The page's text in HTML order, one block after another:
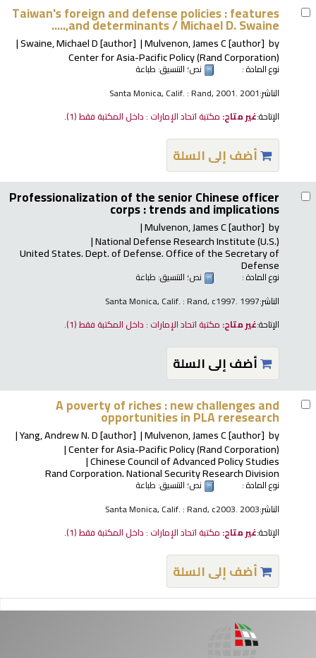
Taiwan's foreign and defense policies : features
and determinants /Michael D. Swaine,.....
by
Mulvenon, James C[author]
Swaine, Michael D[author]
Center for Asia-Pacific Policy (Rand Corporation)
نوع المادة : نص؛ التنسيق: طباعة
الناشر:Santa Monica, Calif. : Rand, 2001. 2001
الإتاحة:غير متاح: مكتبة اتحاد الإمارات : داخل المكتبة فقط(1).
أضف إلى السلة
Professionalization of the senior Chinese officer
corps : trends and implications
by
Mulvenon, James C[author]
National Defense Research Institute (U.S.)
United States. Dept. of Defense. Office of the Secretary of
Defense
نوع المادة : نص؛ التنسيق: طباعة
الناشر:Santa Monica, Calif. : Rand, c1997. 1997
الإتاحة:غير متاح: مكتبة اتحاد الإمارات : داخل المكتبة فقط(1).
أضف إلى السلة
A poverty of riches : new challenges and
opportunities in PLA reresearch
by
Mulvenon, James C[author]
Yang, Andrew N. D[author]
Center for Asia-Pacific Policy (Rand Corporation)
Chinese Council of Advanced Policy Studies
Rand Corporation. National Security Research Division
نوع المادة : نص؛ التنسيق: طباعة
الناشر:Santa Monica, Calif. : Rand, c2003. 2003
الإتاحة:غير متاح: مكتبة اتحاد الإمارات : داخل المكتبة فقط(1).
أضف إلى السلة